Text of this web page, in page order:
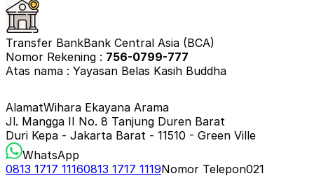
Transfer BankBank Central Asia (BCA)
Nomor Rekening : 756-0799-777
Atas nama : Yayasan Belas Kasih Buddha
AlamatWihara Ekayana Arama
Jl. Mangga II No. 8 Tanjung Duren Barat
Duri Kepa - Jakarta Barat - 11510 - Green Ville
WhatsApp
0813 1717 11160813 1717 1119Nomor Telepon021